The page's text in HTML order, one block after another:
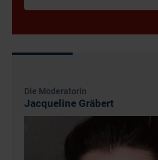
voraus. Das Zertifikat kann nur
Wundseminar
Die Moderatorin
Jacqueline Gräbert